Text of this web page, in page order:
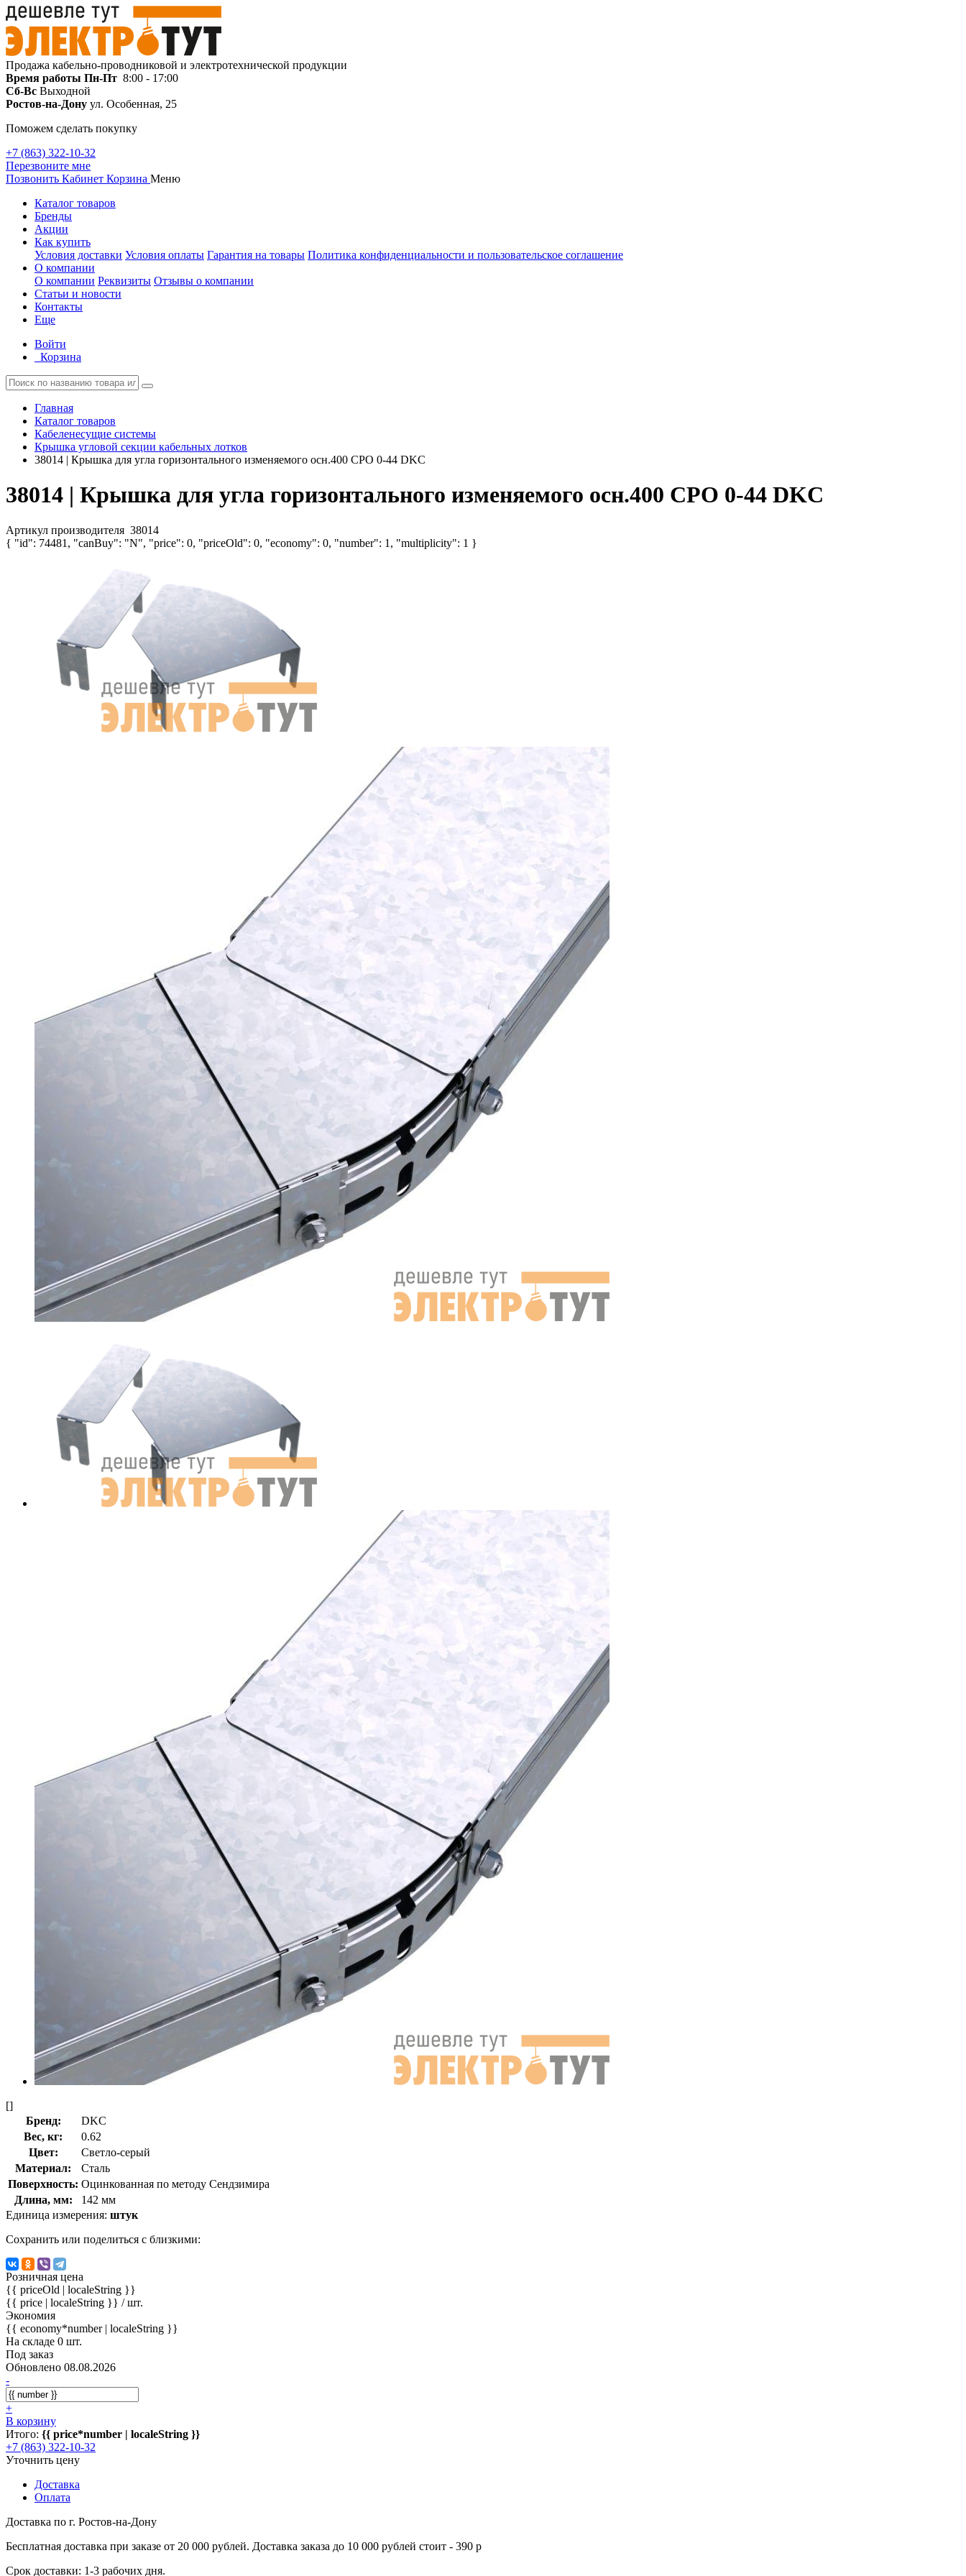
Продажа кабельно-проводниковой и электротехнической продукции
Время работы Пн-Пт 8:00 - 17:00
Сб-Вс Выходной
Ростов-на-Дону ул. Особенная, 25
Поможем сделать покупку
+7 (863) 322-10-32
Перезвоните мне
Позвонить Кабинет Корзина Меню
Каталог товаров
Бренды
Акции
Как купить
Условия доставки Условия оплаты Гарантия на товары Политика конфиденциальности и пользовательское соглашение
О компании
О компании Реквизиты Отзывы о компании
Статьи и новости
Контакты
Еще
Войти
Корзина
Главная
Каталог товаров
Кабеленесущие системы
Крышка угловой секции кабельных лотков
38014 | Крышка для угла горизонтального изменяемого осн.400 CPO 0-44 DKC
38014 | Крышка для угла горизонтального изменяемого осн.400 CPO 0-44 DKC
Артикул производителя 38014
{ "id": 74481, "canBuy": "N", "price": 0, "priceOld": 0, "economy": 0, "number": 1, "multiplicity": 1 }
[]
Бренд:
DKC
Вес, кг:
0.62
Цвет:
Светло-серый
Материал:
Сталь
Поверхность: Оцинкованная по методу Сендзимира
Длина, мм:
142 мм
Единица измерения: штук
Сохранить или поделиться с близкими:
Розничная цена
{{ priceOld | localeString }}
{{ price | localeString }} / шт.
Экономия
{{ economy*number | localeString }}
На складе 0 шт.
Под заказ
Обновлено 08.08.2026
-
+
В корзину
Итого: {{ price*number | localeString }}
+7 (863) 322-10-32
Уточнить цену
Доставка
Оплата
Доставка по г. Ростов-на-Дону
Бесплатная доставка при заказе от 20 000 рублей. Доставка заказа до 10 000 рублей стоит - 390 р
Срок доставки: 1-3 рабочих дня.